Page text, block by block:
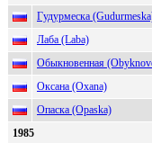
Гудурмеска
Лаба (Laba)
Обыкновенная
Оксана (Oxana)
Опаска (Opaska)
1985